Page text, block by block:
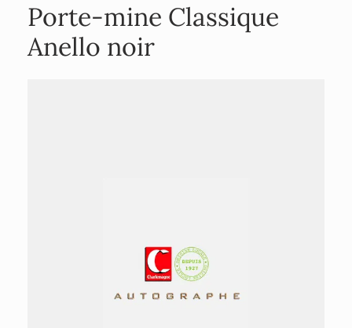
Porte-mine Classique
Anello noir